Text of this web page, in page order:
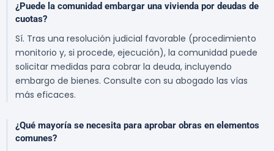
¿Puede la comunidad embargar una vivienda por deudas de
cuotas?
Sí. Tras una resolución judicial favorable (procedimiento
monitorio y, si procede, ejecución), la comunidad puede
solicitar medidas para cobrar la deuda, incluyendo
embargo de bienes. Consulte con su abogado las vías
más eficaces.
¿Qué mayoría se necesita para aprobar obras en elementos
comunes?